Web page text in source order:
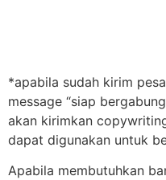
*apabila sudah kirim
message “siap
akan kirimkan
dapat digunakan untuk
Apabila membutuhkan